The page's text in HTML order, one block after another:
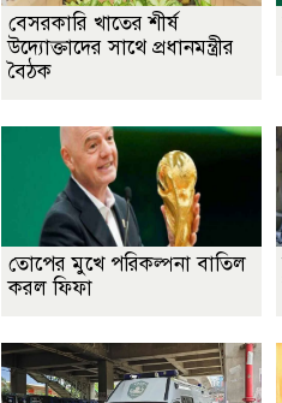
বেসরকারি খাতের শীর্ষ
উদ্যোক্তাদের সাথে প্রধানমন্ত্রীর
বৈঠক
তোপের মুখে পরিকল্পনা বাতিল
করল ফিফা